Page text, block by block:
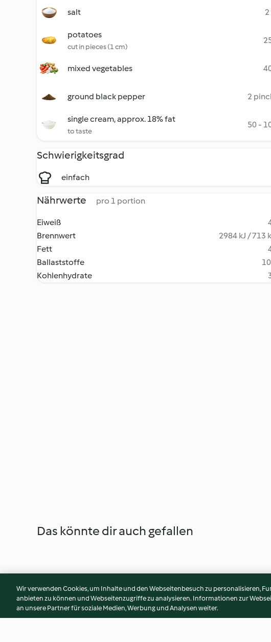
salt 2
potatoes
cut in pieces (1 cm)
mixed vegetables
ground black pepper 2
single cream, approx. 18% fat
to taste
50 -
Schwierigkeitsgrad
einfach
Nährwerte pro 1 portion
Eiweiß
Brennwert
2984 kJ / 713
Fett
Ballaststoffe
Kohlenhydrate
Das könnte dir auch gefallen
Wir verwenden Cookies, um Inhalte und den Webseitenbesuch zu personalisieren,
anbieten zu können und Webseitenzugriffe zu analysieren. Informationen zur
an unsere Partner für soziale Medien, Werbung und Analysen weiter.